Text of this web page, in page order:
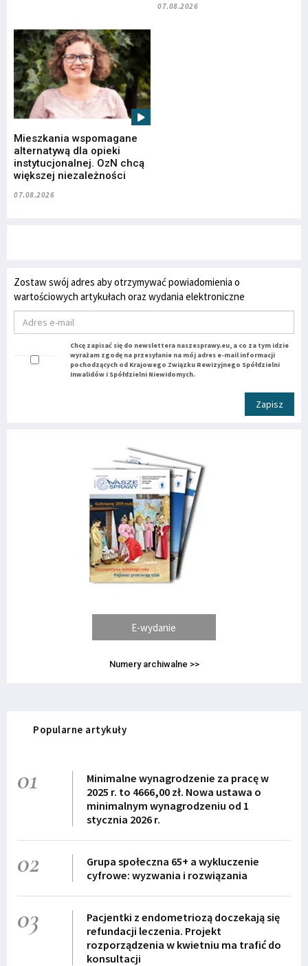
07.08.2026
Mieszkania wspomagane
alternatywą dla opieki
instytucjonalnej. OzN chcą
większej niezależności
07.08.2026
Zostaw swój adres aby otrzymywać powiadomienia o
wartościowych artykułach oraz wydania elektroniczne
Chcę zapisać się do newslettera naszesprawy.eu, a co za tym idzie
wyrażam zgodę na przesyłanie na mój adres e-mail informacji
pochodzących od Krajowego Związku Rewizyjnego Spółdzielni
Inwalidów i Spółdzielni Niewidomych.
Zapisz
E-wydanie
Numery archiwalne >>
Popularne artykuły
01
Minimalne wynagrodzenie za pracę w
2025 r. to 4666,00 zł. Nowa ustawa o
minimalnym wynagrodzeniu od 1
stycznia 2026 r.
02
Grupa społeczna 65+ a wykluczenie
cyfrowe: wyzwania i rozwiązania
03
Pacjentki z endometriozą doczekają się
refundacji leczenia. Projekt
rozporządzenia w kwietniu ma trafić do
konsultacji